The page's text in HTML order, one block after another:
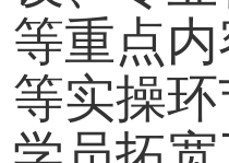
等重点
等实操